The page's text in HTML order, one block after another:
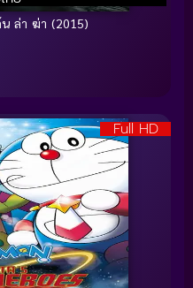
ล่า ฆ่า (2015)
Full HD